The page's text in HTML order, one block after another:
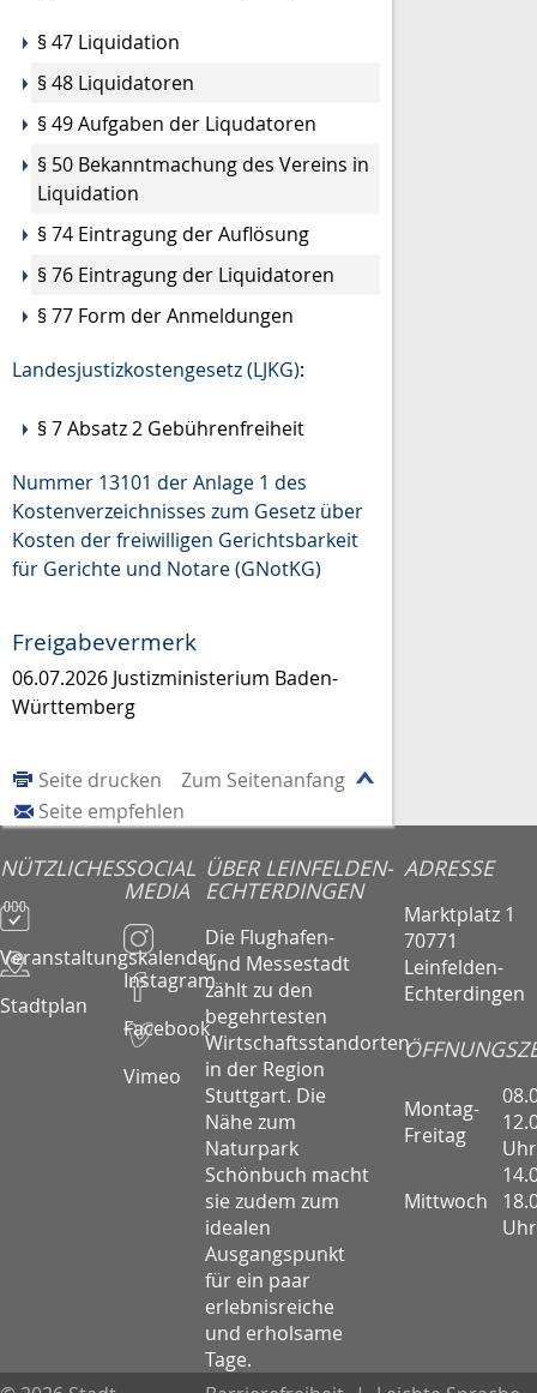
§ 47 Liquidation
§ 48 Liquidatoren
§ 49 Aufgaben der Liqudatoren
§ 50 Bekanntmachung des Vereins in
Liquidation
§ 74 Eintragung der Auflösung
§ 76 Eintragung der Liquidatoren
§ 77 Form der Anmeldungen
Landesjustizkostengesetz (LJKG):
§ 7 Absatz 2 Gebührenfreiheit
Nummer 13101 der Anlage 1 des
Kostenverzeichnisses zum Gesetz über
Kosten der freiwilligen Gerichtsbarkeit
für Gerichte und Notare (GNotKG)
Freigabevermerk
06.07.2026 Justizministerium Baden-
Württemberg
Zum Seitenanfang
Seite drucken
Seite empfehlen
NÜTZLICHES
Veranstaltungskalender
Stadtplan
SOCIAL
MEDIA
Instagram
Facebook
Vimeo
ÜBER LEINFELDEN-
ECHTERDINGEN
Die Flughafen-
und Messestadt
zählt zu den
begehrtesten
Wirtschaftsstandorten
in der Region
Stuttgart. Die
Nähe zum
Naturpark
Schönbuch macht
sie zudem zum
idealen
Ausgangspunkt
für ein paar
erlebnisreiche
und erholsame
Tage.
ADRESSE
Marktplatz 1
70771
Leinfelden-
Echterdingen
Montag-
Freitag
Uhr
Mittwoch
Uhr